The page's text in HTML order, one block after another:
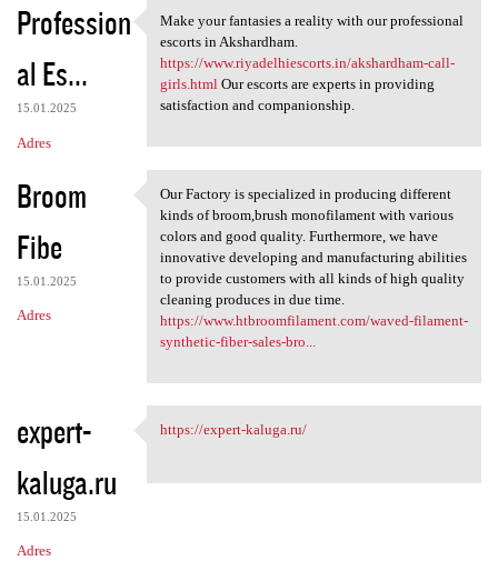
Profession
al Es...
15.01.2025
Adres
Make your fantasies a reality
Make your fantasies a reality with our professional
escorts in Akshardham.
https://www.riyadelhiescorts.in/akshardham-call-
girls.htmlOur escorts are experts in providing
satisfaction and companionship.
Broom
Fibe
15.01.2025
Adres
Our Factory is specialized in
Our Factory is specialized in producing different
kinds of broom,brush monofilament with various
colors and good quality. Furthermore, we have
innovative developing and manufacturing abilities
to provide customers with all kinds of high quality
cleaning produces in due time.
https://www.htbroomfilament.com/waved-filament-
synthetic-fiber-sales-bro...
expert-
kaluga.ru
15.01.2025
Adres
https://expert-kaluga.ru/
https://expert-kaluga.ru/